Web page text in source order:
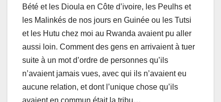
Bété et les Dioula en Côte d’ivoire, les Peulhs et
les Malinkés de nos jours en Guinée ou les Tutsi
et les Hutu chez moi au Rwanda avaient pu aller
aussi loin. Comment des gens en arrivaient à tuer
suite à un mot d’ordre de personnes qu’ils
n’avaient jamais vues, avec qui ils n’avaient eu
aucune relation, et dont l’unique chose qu’ils